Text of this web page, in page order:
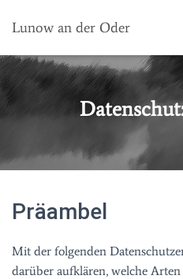
Lunow an der Oder
Präambel
Mit der folgenden
darüber aufklären, welche